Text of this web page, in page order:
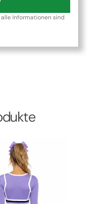
Informationen sind